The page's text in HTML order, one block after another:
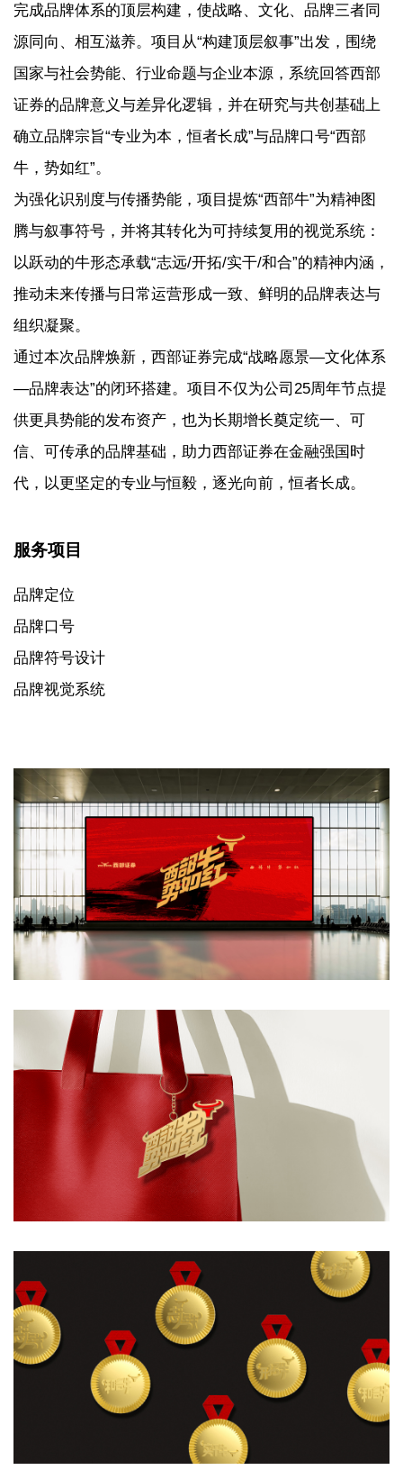
完成品牌体系的顶层构建，使战略、文化、品牌三者同
源同向、相互滋养。项目从“构建顶层叙事”出发，围绕
国家与社会势能、行业命题与企业本源，系统回答西部
证券的品牌意义与差异化逻辑，并在研究与共创基础上
确立品牌宗旨“专业为本，恒者长成”与品牌口号“西部
牛，势如红”。
为强化识别度与传播势能，项目提炼“西部牛”为精神图
腾与叙事符号，并将其转化为可持续复用的视觉系统：
以跃动的牛形态承载“志远/开拓/实干/和合”的精神内涵，
推动未来传播与日常运营形成一致、鲜明的品牌表达与
组织凝聚。
通过本次品牌焕新，西部证券完成“战略愿景—文化体系
—品牌表达”的闭环搭建。项目不仅为公司25周年节点提
供更具势能的发布资产，也为长期增长奠定统一、可
信、可传承的品牌基础，助力西部证券在金融强国时
代，以更坚定的专业与恒毅，逐光向前，恒者长成。
服务项目
品牌定位
品牌口号
品牌符号设计
品牌视觉系统